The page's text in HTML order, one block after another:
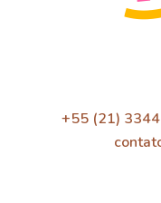
+55 (21)